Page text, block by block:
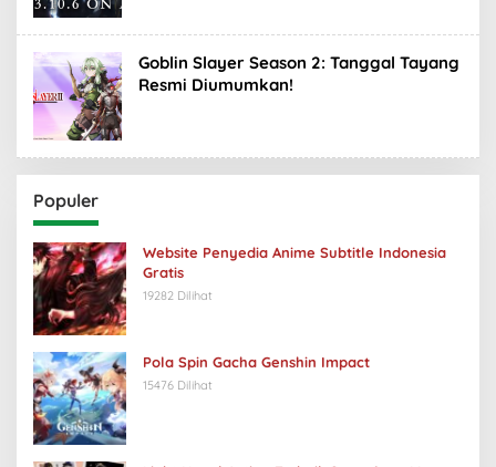
Goblin Slayer Season 2: Tanggal Tayang
Resmi Diumumkan!
Populer
Website Penyedia Anime Subtitle Indonesia
Gratis
19282 Dilihat
Pola Spin Gacha Genshin Impact
15476 Dilihat